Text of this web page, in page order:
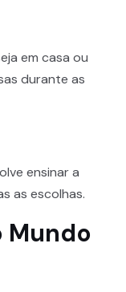
em casa ou
durante as
ensinar a
as escolhas.
Mundo